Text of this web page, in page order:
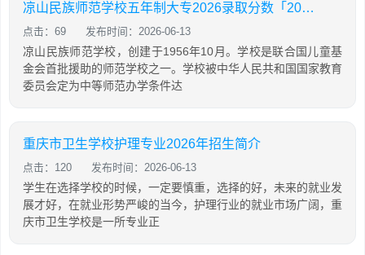
凉山民族师范学校五年制大专2026录取分数「2026年更新」
点击：69 发布时间：2026-06-13
凉山民族师范学校，创建于1956年10月。学校是联合国儿童基
金会首批援助的师范学校之一。学校被中华人民共和国国家教育
委员会定为中等师范办学条件达
重庆市卫生学校护理专业2026年招生简介
点击：120 发布时间：2026-06-13
学生在选择学校的时候，一定要慎重，选择的好，未来的就业发
展才好，在就业形势严峻的当今，护理行业的就业市场广阔，重
庆市卫生学校是一所专业正